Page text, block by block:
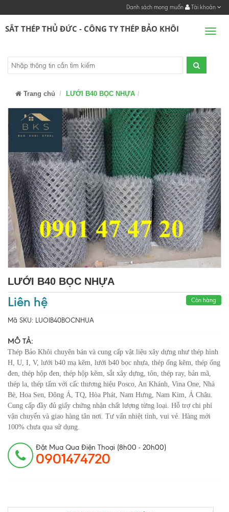
Danh sách mong muốn Tài khoản
SẮT THÉP THỦ ĐỨC - CÔNG TY THÉP BẢO KHÔI
Trang chủ LƯỚI B40 BỌC NHỰA
LƯỚI B40 BỌC NHỰA
Liên hệ Còn hàng
Mã SKU: LUOIB40BOCNHUA
MÔ TẢ:
Thép Bảo Khôi chuyên bán và cung cấp vật liệu xây dựng như thép hình
H, U, I, V, lưới b40 mạ kẽm, lưới b40 bọc nhựa, thép ống kẽm, thép ống
đen, thép hộp đen, thép hộp kẽm, sắt xây dựng, tôn, thép ray, bản mã,
thép la, thép tấm với cấc thương hiệu Posco, An Khánh, Vina One, Nhà
Bè, Hoa Sen, Đông Á, TQ, Hòa Phát, Nam Hưng, Nam Kim, Á Châu.
Cung cấp đầy đủ giấy chứng nhận chất lượng từng loại. Hỗ trợ chi phí
vận chuyển và giao hàng tân nơi. Tư vấn nhiệt tình, vui vẻ. Hàng mới
100% chưa qua sử dụng.
Đặt Mua Qua Điện Thoại (8h00 - 20h00)
0901474720